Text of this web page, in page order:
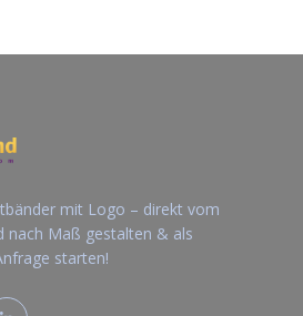
mit Logo – direkt vom
nach Maß gestalten & als
starten!